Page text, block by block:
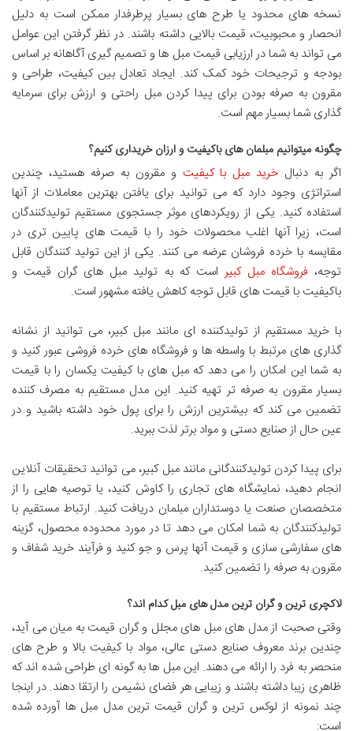
نسخه های محدود یا طرح های بسیار پرطرفدار ممکن است به دلیل
انحصار و محبوبیت، قیمت بالایی داشته باشند. در نظر گرفتن این عوامل
می تواند به شما در ارزیابی قیمت مبل ها و تصمیم گیری آگاهانه بر اساس
بودجه و ترجیحات خود کمک کند. ایجاد تعادل بین کیفیت، طراحی و
مقرون به صرفه بودن برای پیدا کردن مبل راحتی و ارزش برای سرمایه
گذاری شما بسیار مهم است.
چگونه میتوانیم مبلمان های باکیفیت و ارزان خریداری کنیم؟
اگر به دنبال خرید مبل با کیفیت و مقرون به صرفه هستید، چندین
استراتژی وجود دارد که می توانید برای یافتن بهترین معاملات از آنها
استفاده کنید. یکی از رویکردهای موثر جستجوی مستقیم تولیدکنندگان
است، زیرا آنها اغلب محصولات خود را با قیمت های پایین تری در
مقایسه با خرده فروشان عرضه می کنند. یکی از این تولید کنندگان قابل
توجه، فروشگاه مبل کبیراست که به تولید مبل های گران قیمت و
باکیفیت با قیمت های قابل توجه کاهش یافته مشهور است.
با خرید مستقیم از تولیدکننده ای مانند مبل کبیر، می توانید از نشانه
گذاری های مرتبط با واسطه ها و فروشگاه های خرده فروشی عبور کنید و
به شما این امکان را می دهد که مبل های با کیفیت یکسان را با قیمت
بسیار مقرون به صرفه تر تهیه کنید. این مدل مستقیم به مصرف کننده
تضمین می کند که بیشترین ارزش را برای پول خود داشته باشید و در
عین حال از صنایع دستی و مواد برتر لذت ببرید.
برای پیدا کردن تولیدکنندگانی مانند مبل کبیر، می توانید تحقیقات آنلاین
انجام دهید، نمایشگاه های تجاری را کاوش کنید، یا توصیه هایی را از
متخصصان صنعت یا دوستداران مبلمان دریافت کنید. ارتباط مستقیم با
تولیدکنندگان به شما امکان می دهد تا در مورد محدوده محصول، گزینه
های سفارشی سازی و قیمت آنها پرس و جو کنید و فرآیند خرید شفاف و
مقرون به صرفه را تضمین کنید.
لاکچری ترین و گران ترین مدل های مبل کدام اند؟
وقتی صحبت از مدل های مبل های مجلل و گران قیمت به میان می آید،
چندین برند معروف صنایع دستی عالی، مواد با کیفیت بالا و طرح های
منحصر به فرد را ارائه می دهند. این مبل ها به گونه ای طراحی شده اند که
ظاهری زیبا داشته باشند و زیبایی هر فضای نشیمن را ارتقا دهند. در اینجا
چند نمونه از لوکس ترین و گران قیمت ترین مدل مبل ها آورده شده
است: